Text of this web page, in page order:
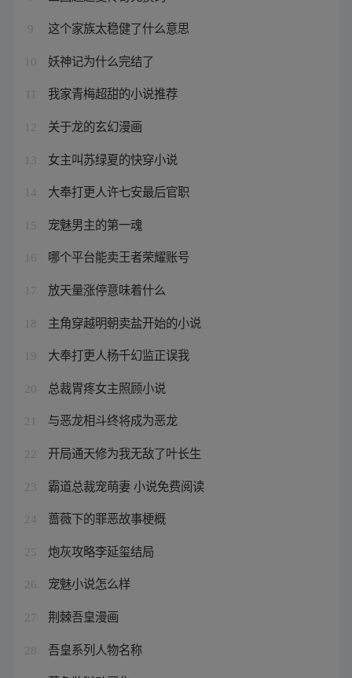
9 这个家族太稳健了什么意思
10 妖神记为什么完结了
我家青梅超甜的小说推荐
12 关于龙的玄幻漫画
13 女主叫苏绿夏的快穿小说
14 大奉打更人许七安最后官职
15 宠魅男主的第一魂
16 哪个平台能卖王者荣耀账号
17 放天量涨停意味着什么
18 主角穿越明朝卖盐开始的小说
19 大奉打更人杨千幻监正误我
20 总裁胃疼女主照顾小说
21 与恶龙相斗终将成为恶龙
22 开局通天修为我无敌了叶长生
23 霸道总裁宠萌妻 小说免费阅读
24 蔷薇下的罪恶故事梗概
25 炮灰攻略李延玺结局
26 宠魅小说怎么样
27 荆棘吾皇漫画
28 吾皇系列人物名称